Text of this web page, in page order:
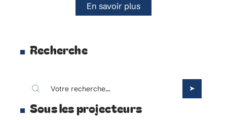
En savoir plus
Recherche
Sous les projecteurs